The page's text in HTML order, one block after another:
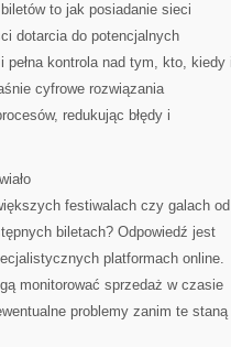
to jak posiadanie sieci
dotarcia do potencjalnych
pełna kontrola nad tym, kto, kiedy
cyfrowe rozwiązania
redukując błędy i
festiwalach czy galach
biletach? Odpowiedź jest
platformach online.
monitorować sprzedaż w czasie
problemy zanim te